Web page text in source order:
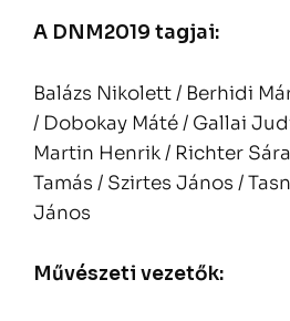
A DNM2019 tagjai:
Balázs Nikolett / Berhidi
/ Dobokay Máté / Gallai
Martin Henrik / Richter
Tamás / Szirtes János /
János
Művészeti vezetők: